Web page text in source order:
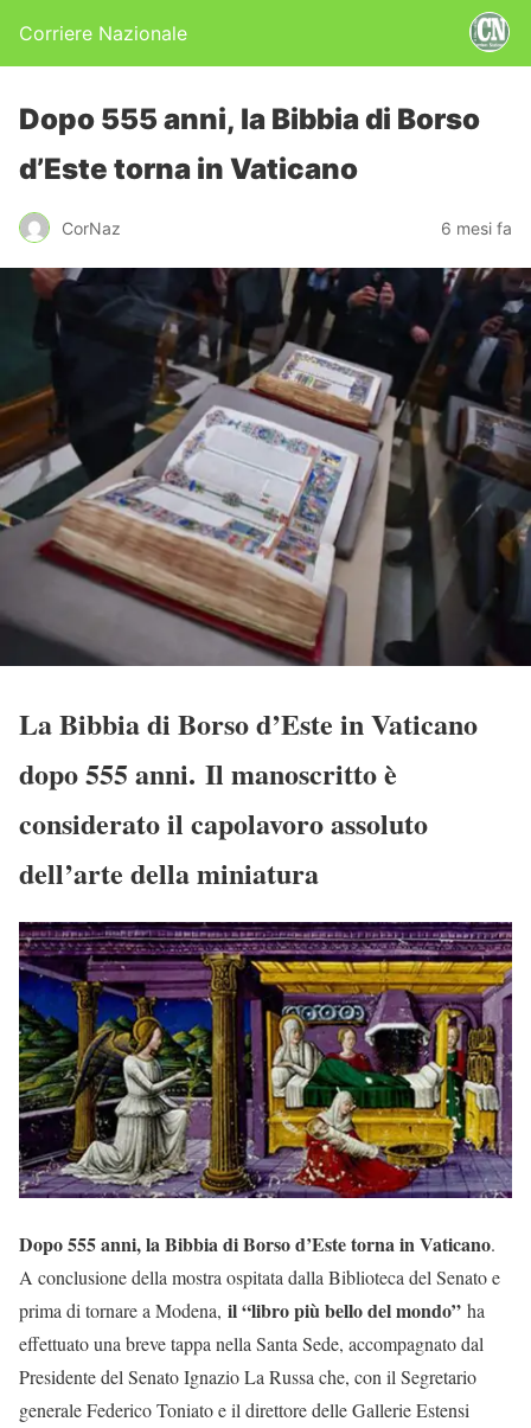
Corriere Nazionale
Dopo 555 anni, la Bibbia di Borso
d’Este torna in Vaticano
CorNaz 6 mesi fa
La Bibbia di Borso d’Este in Vaticano
dopo 555 anni. Il manoscritto è
considerato il capolavoro assoluto
dell’arte della miniatura
Dopo 555 anni, la Bibbia di Borso d’Este torna in Vaticano.
A conclusione della mostra ospitata dalla Biblioteca del Senato e
prima di tornare a Modena, il “libro più bello del mondo” ha
effettuato una breve tappa nella Santa Sede, accompagnato dal
Presidente del Senato Ignazio La Russa che, con il Segretario
generale Federico Toniato e il direttore delle Gallerie Estensi